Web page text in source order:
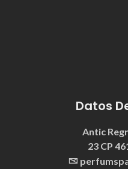
Datos
Antic
23 CP